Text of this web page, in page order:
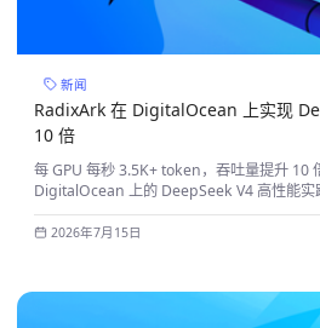
新闻
RadixArk 在 DigitalOcean 上实现
10 倍
每 GPU 每秒 3.5K+ token，吞吐量提升 10
DigitalOcean 上的 DeepSeek V4 高性能实
2026年7月15日